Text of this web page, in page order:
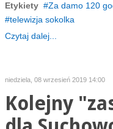
Etykiety
Za damo 120
telewizja sokolka
Czytaj dalej...
niedziela, 08 wrzesień 2019 14:00
Kolejny